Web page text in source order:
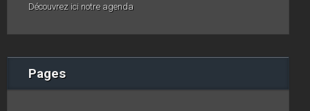
Découvrez ici notre agenda
Pages